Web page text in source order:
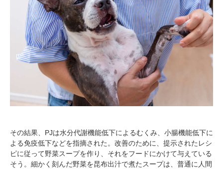
その結果、PJは水分代謝機能低下によるむくみ、小腸機能低下に
よる免疫低下などを指摘された。改善のために、提示されたレシ
ピに従って野菜スープを作り、それをフードにかけて与えている
そう。細かく刻んだ野菜を昆布出汁で煮たスープは、普通に人間